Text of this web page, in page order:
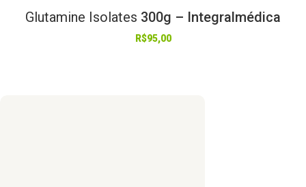
Glutamine Isolates 300g – Integralmédica
R$95,00